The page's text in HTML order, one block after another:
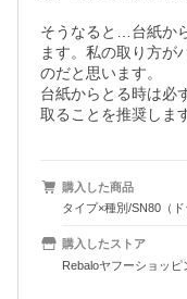
そうなると…台紙か
ます。私の取り方が
のだと思います。
台紙からとる時は必
取ることを推奨しま
購入した商品
タイプ×種別/SN80（
購入したストア
Rebaloヤフーショッピ